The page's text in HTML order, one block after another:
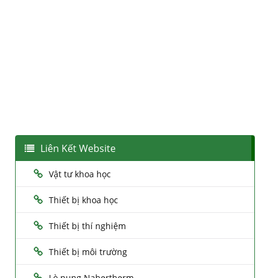
Liên Kết Website
Vật tư khoa học
Thiết bị khoa học
Thiết bị thí nghiệm
Thiết bị môi trường